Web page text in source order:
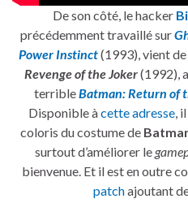
De son côté, le hacker
précédemment travaillé sur
Power Instinct(1993), vient
Revenge of the Joker(1992),
terribleBatman: Return of
Disponible àcette adresse ,
coloris du costume de
surtout d’améliorer le
bienvenue. Et il est en outre
patchajoutant